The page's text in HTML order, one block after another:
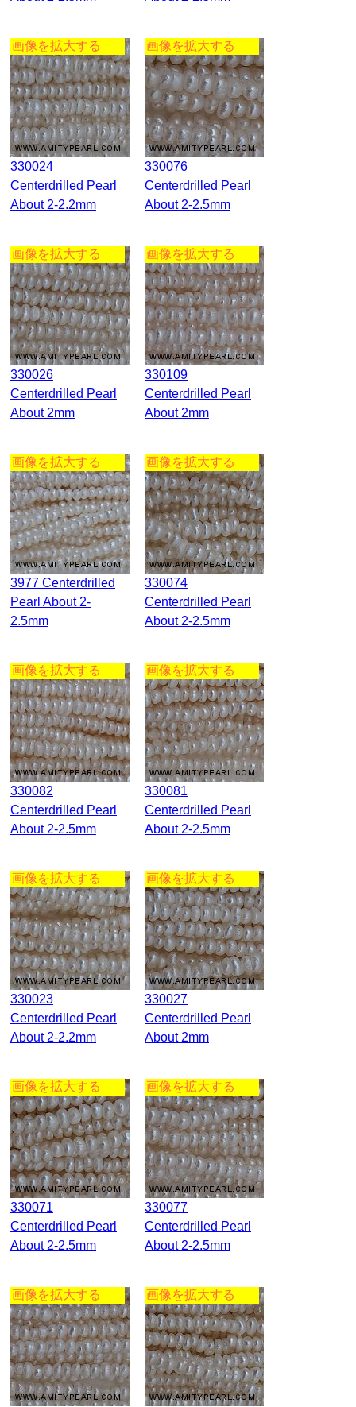
画像を拡大する
330024
Centerdrilled Pearl
About 2-2.2mm
画像を拡大する
330076
Centerdrilled Pearl
About 2-2.5mm
画像を拡大する
330026
Centerdrilled Pearl
About 2mm
画像を拡大する
330109
Centerdrilled Pearl
About 2mm
画像を拡大する
3977 Centerdrilled
Pearl About 2-
2.5mm
画像を拡大する
330074
Centerdrilled Pearl
About 2-2.5mm
画像を拡大する
330082
Centerdrilled Pearl
About 2-2.5mm
画像を拡大する
330081
Centerdrilled Pearl
About 2-2.5mm
画像を拡大する
330023
Centerdrilled Pearl
About 2-2.2mm
画像を拡大する
330027
Centerdrilled Pearl
About 2mm
画像を拡大する
330071
Centerdrilled Pearl
About 2-2.5mm
画像を拡大する
330077
Centerdrilled Pearl
About 2-2.5mm
画像を拡大する 画像を拡大する